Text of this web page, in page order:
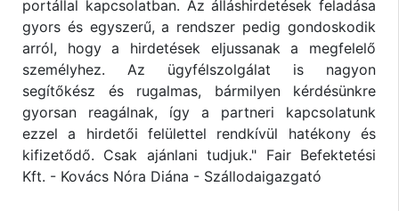
portállal kapcsolatban. Az álláshirdetések feladása
gyors és egyszerű, a rendszer pedig gondoskodik
arról, hogy a hirdetések eljussanak a megfelelő
személyhez. Az ügyfélszolgálat is nagyon
segítőkész és rugalmas, bármilyen kérdésünkre
gyorsan reagálnak, így a partneri kapcsolatunk
ezzel a hirdetői felülettel rendkívül hatékony és
kifizetődő. Csak ajánlani tudjuk." Fair Befektetési
Kft. - Kovács Nóra Diána - Szállodaigazgató